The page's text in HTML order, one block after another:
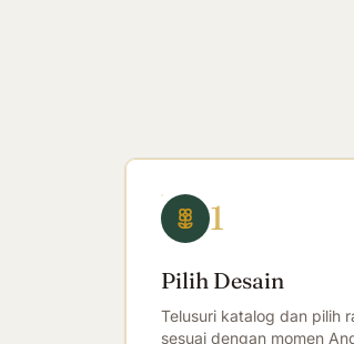
1
Pilih Desain
Telusuri katalog dan pilih
sesuai dengan momen